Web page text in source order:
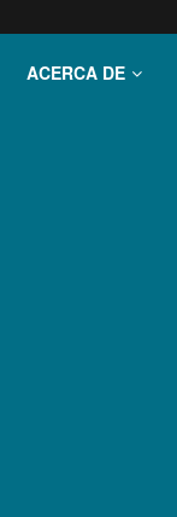
ACERCA DE